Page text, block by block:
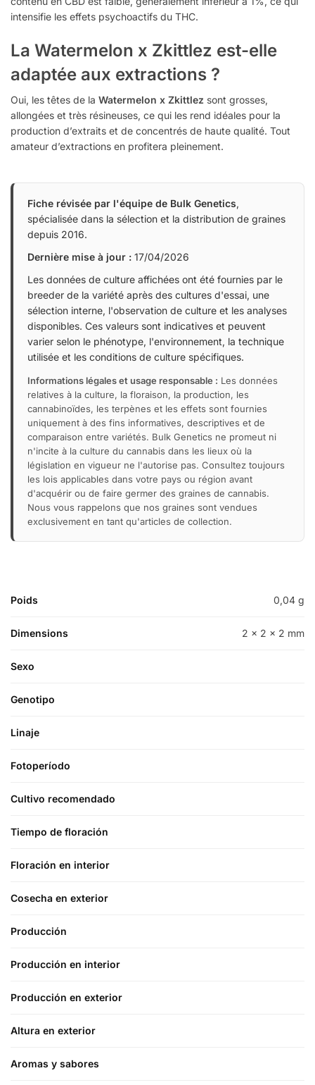
intensifie les effets psychoactifs du THC.
La Watermelon x Zkittlez est-elle
adaptée aux extractions ?
Oui, les têtes de la Watermelon x Zkittlez sont grosses,
allongées et très résineuses, ce qui les rend idéales pour la
production d’extraits et de concentrés de haute qualité. Tout
amateur d’extractions en profitera pleinement.
Fiche révisée par l'équipe de Bulk Genetics,
spécialisée dans la sélection et la distribution de graines
depuis 2016.
Dernière mise à jour : 17/04/2026
Les données de culture affichées ont été fournies par le
breeder de la variété après des cultures d'essai, une
sélection interne, l'observation de culture et les analyses
disponibles. Ces valeurs sont indicatives et peuvent
varier selon le phénotype, l'environnement, la technique
utilisée et les conditions de culture spécifiques.
Informations légales et usage responsable : Les données
relatives à la culture, la floraison, la production, les
cannabinoïdes, les terpènes et les effets sont fournies
uniquement à des fins informatives, descriptives et de
comparaison entre variétés. Bulk Genetics ne promeut ni
n'incite à la culture du cannabis dans les lieux où la
législation en vigueur ne l'autorise pas. Consultez toujours
les lois applicables dans votre pays ou région avant
d'acquérir ou de faire germer des graines de cannabis.
Nous vous rappelons que nos graines sont vendues
exclusivement en tant qu'articles de collection.
Poids 0,04 g
Dimensions 2 × 2 × 2 mm
Sexo
Genotipo
Linaje
Fotoperíodo
Cultivo recomendado
Tiempo de floración
Floración en interior
Cosecha en exterior
Producción
Producción en interior
Producción en exterior
Altura en exterior
Aromas y sabores